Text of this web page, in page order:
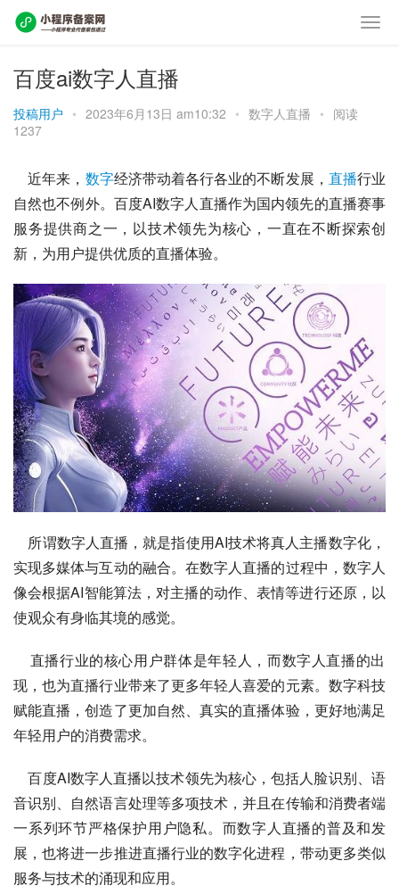
百度ai数字人直播
投稿用户 • 2023年6月13日 am10:32 • 数字人直播 • 阅读
1237
    近年来，
数字经济带动着各行各业的不断发展， 直播行业
自然也不例外。百度AI数字人直播作为国内领先的直播赛事
服务提供商之一，以技术领先为核心，一直在不断探索创
新，为用户提供优质的直播体验。
实现多媒体与互动的融合。在数字人直播的过程中，数字人
像会根据AI智能算法，对主播的动作、表情等进行还原，以
使观众有身临其境的感觉。
现，也为直播行业带来了更多年轻人喜爱的元素。数字科技
赋能直播，创造了更加自然、真实的直播体验，更好地满足
年轻用户的消费需求。
    百度AI数字人直播以技术领先为核心，包括人脸识别、语
音识别、自然语言处理等多项技术，并且在传输和消费者端
一系列环节严格保护用户隐私。而数字人直播的普及和发
展，也将进一步推进直播行业的数字化进程，带动更多类似
服务与技术的涌现和应用。